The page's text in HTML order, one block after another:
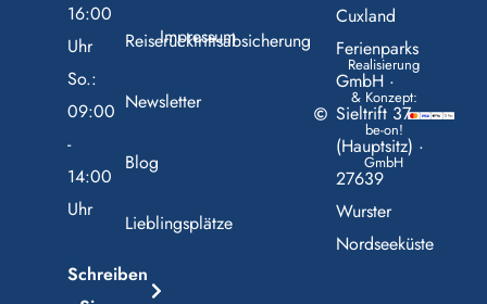
16:00
Uhr
So.:
09:00
-
14:00
Uhr
Schreiben
Reiserücktrittsabsicherung
Newsletter
Blog
Lieblingsplätze
Impressum
Cuxland
Ferienparks
GmbH ·
Sieltrift 37
(Hauptsitz) ·
27639
Wurster
Nordseeküste
Realisierung
& Konzept:
be-on!
GmbH